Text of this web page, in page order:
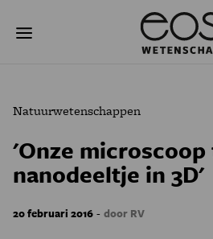
naar
NATUURWETENSCHAPPEN
PSYCHE & BREIN
Natuurwetenschappen
'Onze
nanodeeltje in 3D'
20 februari 2016 - door RV